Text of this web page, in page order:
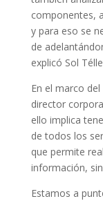
componentes,
y para eso se
de
explicó Sol
En el marco del
director
ello implica
de todos los
que permite
información,
Estamos a